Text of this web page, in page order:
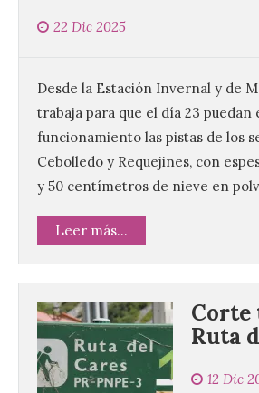
22 Dic 2025
Desde la Estación Invernal y de
trabaja para que el día 23 puedan
funcionamiento las pistas de los
Cebolledo y Requejines, con
y 50 centímetros de nieve en
Leer más...
Corte
Ruta
12 Dic